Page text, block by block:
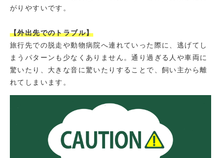
がりやすいです。
【外出先でのトラブル】
旅行先での脱走や動物病院へ連れていった際に、逃げてし
まうパターンも少なくありません。通り過ぎる人や車両に
驚いたり、大きな音に驚いたりすることで、飼い主から離
れてしまいます。